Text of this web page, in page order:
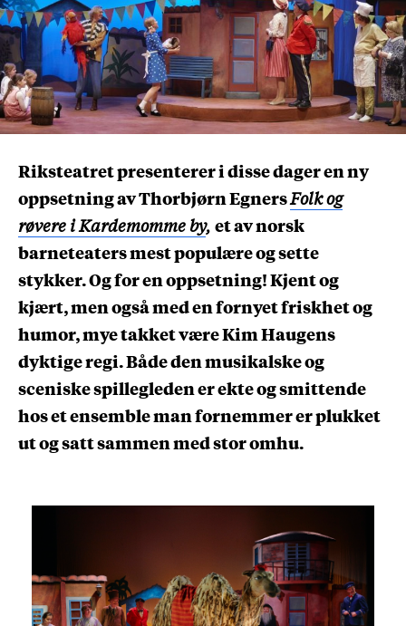
Riksteatret presenterer i disse dager en ny
oppsetning av Thorbjørn EgnersFolk og
røvere i Kardemomme by,et av norsk
barneteaters mest populære og sette
stykker. Og for en oppsetning! Kjent og
kjært, men også med en fornyet friskhet og
humor, mye takket være Kim Haugens
dyktige regi. Både den musikalske og
sceniske spillegleden er ekte og smittende
hos et ensemble man fornemmer er plukket
ut og satt sammen med stor omhu.